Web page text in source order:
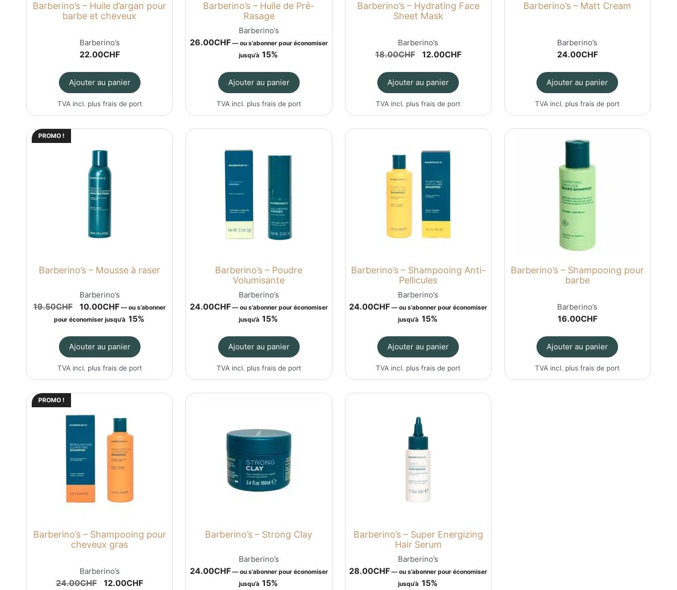
Barberino’s – Huile d’argan pour
barbe et cheveux
Barberino’s
22.00CHF
Ajouter au panier
TVA incl. plus frais de port
Barberino’s – Huile de Pré-
Rasage
Barberino’s
26.00CHF —ou s’abonner pour économiser
jusqu’à 15%
Ajouter au panier
TVA incl. plus frais de port
Barberino’s – Hydrating Face
Sheet Mask
Barberino’s
18.00CHF
Le
initial
18.00CHF.
12.00CHFLe
Ajouter au panier
TVA incl. plusfrais de port
Barberino’s – Matt Cream
Barberino’s
24.00CHF
Ajouter au panier
TVA incl. plusfrais de port
PROMO !
Barberino’s – Mousse à raser
Barberino’s
19.50CHF
Le
prix
était :
10.00CHFLe
prix
est :
10.00CHF.
— ou s’abonner
pour économiser jusqu’à 15%
Ajouter au panier
TVA incl. plus frais de port
Barberino’s – Poudre
Volumisante
Barberino’s
24.00CHF —ou s’abonner pour économiser
jusqu’à 15%
Ajouter au panier
TVA incl. plus frais de port
Barberino’s – Shampooing Anti-
Pellicules
Barberino’s
24.00CHF — ou s’abonner pour économiser
jusqu’à 15%
Ajouter au panier
TVA incl. plusfrais de port
Barberino’s – Shampooing pour
barbe
Barberino’s
16.00CHF
Ajouter au panier
TVA incl. plusfrais de port
PROMO !
Barberino’s – Shampooing pour
cheveux gras
Barberino’s
24.00CHF
Le
12.00CHFLe
Barberino’s – Strong Clay
Barberino’s
24.00CHF —ou s’abonner pour économiser
jusqu’à 15%
Barberino’s – Super Energizing
Hair Serum
Barberino’s
28.00CHF — ou s’abonner pour économiser
jusqu’à 15%